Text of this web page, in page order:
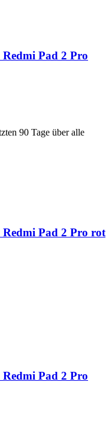
Pad 2 Pro
90 Tage über alle
Pad 2 Pro rot
Pad 2 Pro